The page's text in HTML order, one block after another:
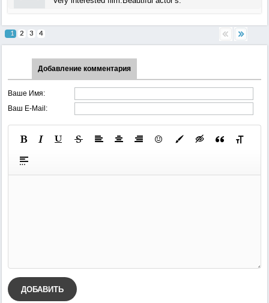
1 2 3 4
Добавление комментария
Ваше Имя:
Ваш E-Mail:
ДОБАВИТЬ